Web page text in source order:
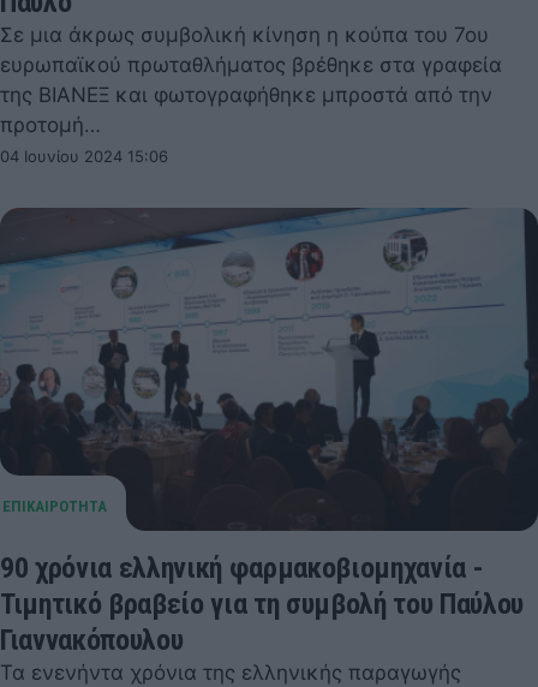
Σε μια άκρως συμβολική κίνηση η κούπα του 7ου
ευρωπαϊκού πρωταθλήματος βρέθηκε στα γραφεία
της ΒΙΑΝΕΞ και φωτογραφήθηκε μπροστά από την
προτομή…
04 Ιουνίου 2024 15:06
90 χρόνια ελληνική φαρμακοβιομηχανία -
Τιμητικό βραβείο για τη συμβολή του Παύλου
Γιαννακόπουλου
Τα ενενήντα χρόνια της ελληνικής παραγωγής